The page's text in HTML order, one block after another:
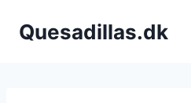
Quesadillas.dk